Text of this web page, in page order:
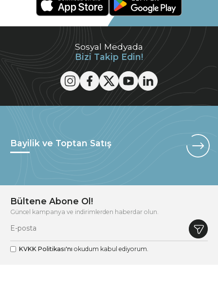
Sosyal Medyada
Bizi Takip Edin!
Bayilik ve Toptan Satış
Bültene Abone Ol!
Güncel kampanya ve indirimlerden haberdar olun.
KVKK Politikası'nı okudum kabul ediyorum.